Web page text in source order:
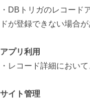
・DBトリガのレコー
ドが登録できない場合
アプリ利用
・レコード詳細におい
サイト管理